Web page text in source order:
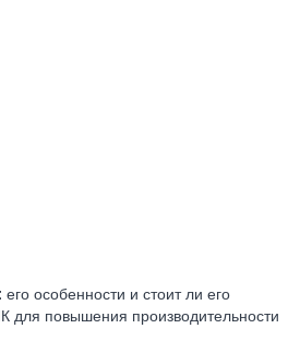
особенности и стоит ли его
для повышения производительности